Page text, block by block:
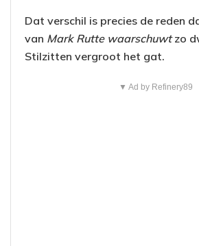
Dat verschil is precies de reden
van Mark Rutte waarschuwtzo
Stilzitten vergroot het gat.
▼ Ad by Refinery89